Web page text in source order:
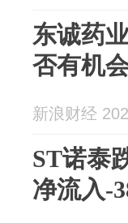
东诚药
否有机
新浪财经
ST诺泰
净流入-